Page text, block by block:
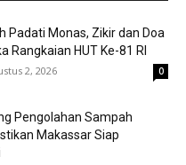
Padati Monas, Zikir dan Doa
Rangkaian HUT Ke-81 RI
2, 2026 0
Pengolahan Sampah
Makassar Siap